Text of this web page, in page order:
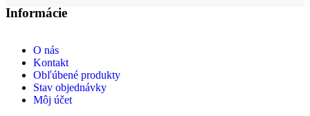
Informácie
O nás
Kontakt
Obľúbené produkty
Stav objednávky
Môj účet